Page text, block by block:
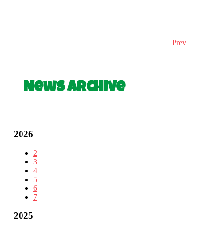
Prev
News Archive
2026
2
3
4
5
6
7
2025